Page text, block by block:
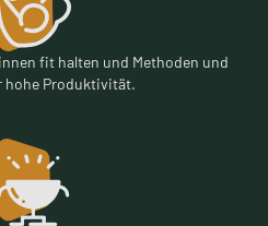
fit halten und Methoden und
hohe Produktivität.